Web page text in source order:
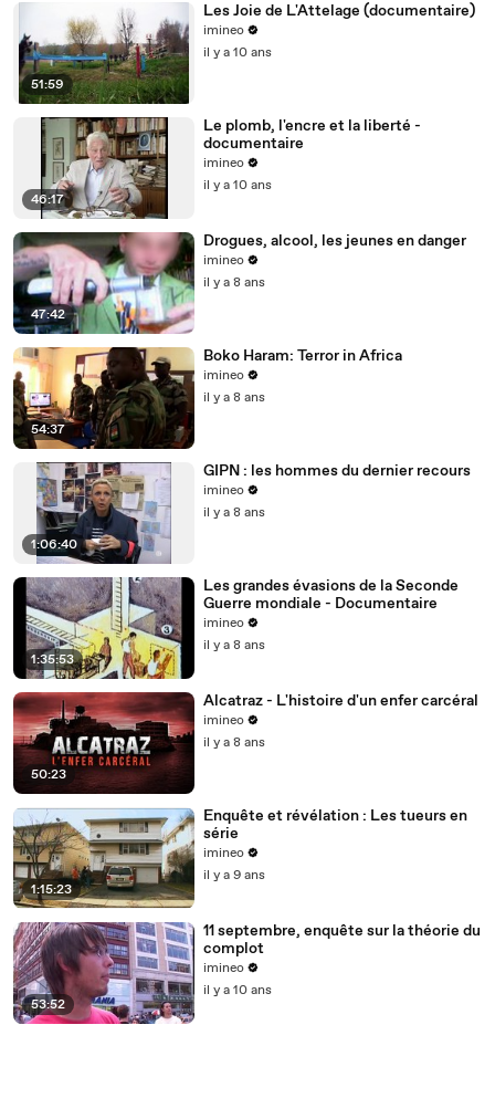
51:59
Les Joie de L'Attelage (documentaire)
imineo
il y a 10 ans
46:17
Le plomb, l'encre et la liberté -
documentaire
imineo
il y a 10 ans
47:42
Drogues, alcool, les jeunes en danger
imineo
il y a 8 ans
54:37
Boko Haram: Terror in Africa
imineo
il y a 8 ans
1:06:40
GIPN : les hommes du dernier recours
imineo
il y a 8 ans
1:35:53
Les grandes évasions de la Seconde
Guerre mondiale - Documentaire
imineo
il y a 8 ans
50:23
Alcatraz - L'histoire d'un enfer carcéral
imineo
il y a 8 ans
1:15:23
Enquête et révélation : Les tueurs en
série
imineo
il y a 9 ans
53:52
11 septembre, enquête sur la théorie du
complot
imineo
il y a 10 ans